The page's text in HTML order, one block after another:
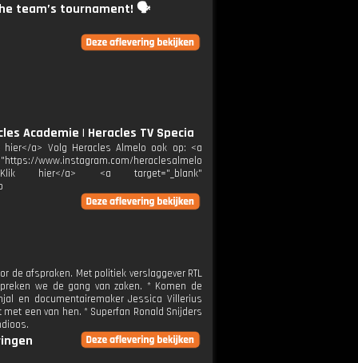
team’s tournament! 🗣️
Academie | Heracles TV Specia
hier</a> Volg Heracles Almelo ook op: <a
www.instagram.com/heraclesalmelo
hier</a> <a target="_blank"
de afspraken. Met politiek verslaggever RTL
we de gang van zaken. * Komen de
en documentairemaker Jessica Villerius
een van hen. * Superfan Ronald Snijders